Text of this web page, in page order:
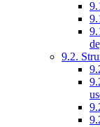
9.2.